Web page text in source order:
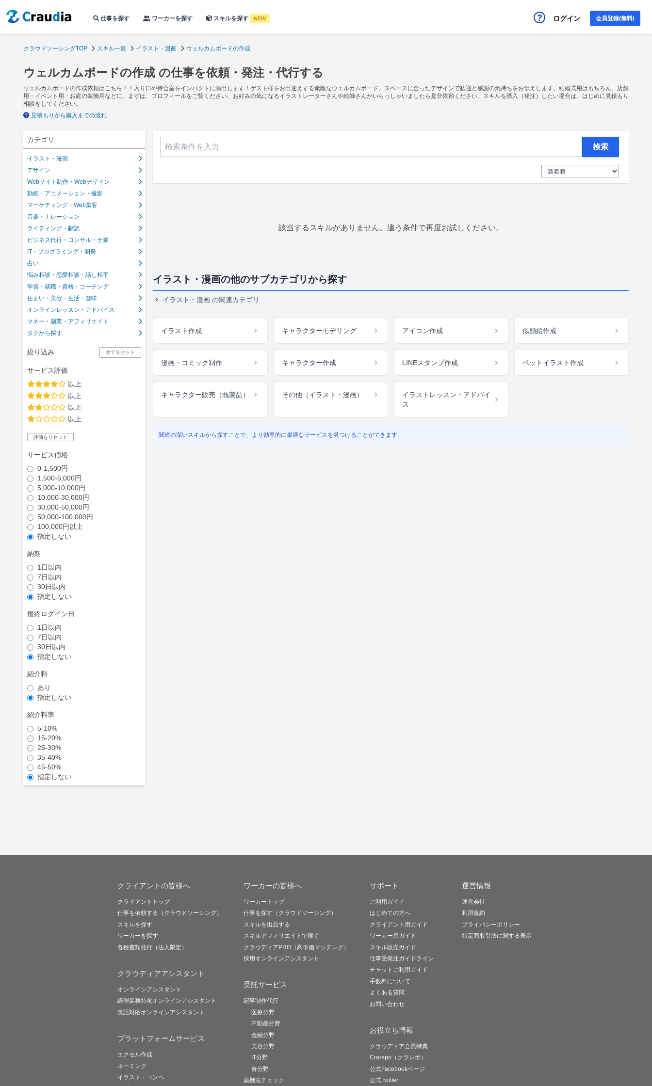
仕事を探す ワーカーを探す スキルを探す NEW ログイン 会員登録(無料)
クラウドソーシングTOP スキル一覧 イラスト・漫画 ウェルカムボードの作成
ウェルカムボードの作成 の仕事を依頼・発注・代行する
ウェルカムボードの作成依頼はこちら！！入り口や待合室をインパクトに演出します！ゲスト様をお出迎えする素敵なウェルカムボード。スペースに合ったデザインで歓迎と感謝の気持ちをお伝えします。結婚式用はもちろん、店舗
用・イベント用・お庭の装飾用などに。まずは、プロフィールをご覧ください。お好みの気になるイラストレーターさんや絵師さんがいらっしゃいましたら是非依頼ください。スキルを購入（発注）したい場合は、はじめに見積もり
相談をしてください。
見積もりから購入までの流れ
カテゴリ
イラスト・漫画
デザイン
Webサイト制作・Webデザイン
動画・アニメーション・撮影
マーケティング・Web集客
音楽・ナレーション
ライティング・翻訳
ビジネス代行・コンサル・士業
IT・プログラミング・開発
占い
悩み相談・恋愛相談・話し相手
学習・就職・資格・コーチング
住まい・美容・生活・趣味
オンラインレッスン・アドバイス
マネー・副業・アフィリエイト
タグから探す
絞り込み 全てリセット
サービス評価
以上
以上
以上
以上
評価をリセット
サービス価格
0-1,500円
1,500-5,000円
5,000-10,000円
10,000-30,000円
30,000-50,000円
50,000-100,000円
100,000円以上
指定しない
納期
1日以内
7日以内
30日以内
指定しない
最終ログイン日
1日以内
7日以内
30日以内
指定しない
紹介料
あり
指定しない
紹介料率
5-10%
15-20%
25-30%
35-40%
45-50%
指定しない
検索
該当するスキルがありません。違う条件で再度お試しください。
イラスト・漫画の他のサブカテゴリから探す
イラスト・漫画 の関連カテゴリ
イラスト作成 キャラクターモデリング アイコン作成 似顔絵作成
漫画・コミック制作 キャラクター作成 LINEスタンプ作成 ペットイラスト作成
キャラクター販売（既製品） その他（イラスト・漫画）
イラストレッスン・アドバイ
ス
関連の深いスキルから探すことで、より効率的に最適なサービスを見つけることができます。
クライアントの皆様へ
クライアントトップ
仕事を依頼する（クラウドソーシング）
スキルを探す
ワーカーを探す
各種書類発行（法人限定）
クラウディアアシスタント
オンラインアシスタント
経理業務特化オンラインアシスタント
英語対応オンラインアシスタント
プラットフォームサービス
エクセル作成
ネーミング
イラスト・コンペ
ワーカーの皆様へ
ワーカートップ
仕事を探す（クラウドソーシング）
スキルを出品する
スキルアフィリエイトで稼ぐ
クラウディアPRO（高単価マッチング）
採用オンラインアシスタント
受託サービス
記事制作代行
医療分野
不動産分野
金融分野
美容分野
IT分野
食分野
薬機法チェック
サポート
ご利用ガイド
はじめての方へ
クライアント用ガイド
ワーカー用ガイド
スキル販売ガイド
仕事受発注ガイドライン
チャットご利用ガイド
手数料について
よくある質問
お問い合わせ
お役立ち情報
クラウディア会員特典
Crarepo（クラレポ）
公式Facebookページ
公式Twitter
運営情報
運営会社
利用規約
プライバシーポリシー
特定商取引法に関する表示